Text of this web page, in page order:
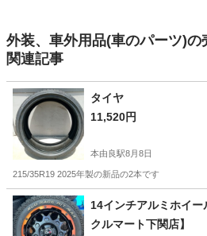
外装、車外用品(車のパーツ)
関連記事
タイヤ
11,520円
本由良駅8月8日
215/35R19 2025年製の新品の2本です
山口 宇部市 本由良駅 車のパーツ
14インチアルミホイ
クルマート下関店】